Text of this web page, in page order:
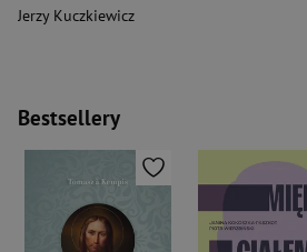
Jerzy Kuczkiewicz
Bestsellery